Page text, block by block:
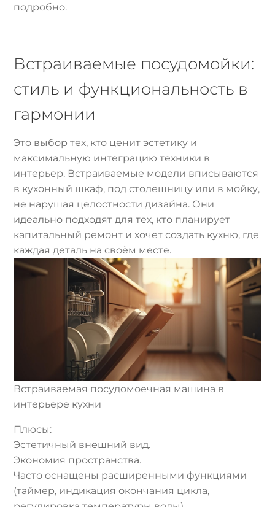
подробно.
Встраиваемые посудомойки:
стиль и функциональность в
гармонии
Это выбор тех, кто ценит эстетику и
максимальную интеграцию техники в
интерьер. Встраиваемые модели вписываются
в кухонный шкаф, под столешницу или в мойку,
не нарушая целостности дизайна. Они
идеально подходят для тех, кто планирует
капитальный ремонт и хочет создать кухню, где
каждая деталь на своём месте.
Встраиваемая посудомоечная машина в
интерьере кухни
Плюсы:
Эстетичный внешний вид.
Экономия пространства.
Часто оснащены расширенными функциями
(таймер, индикация окончания цикла,